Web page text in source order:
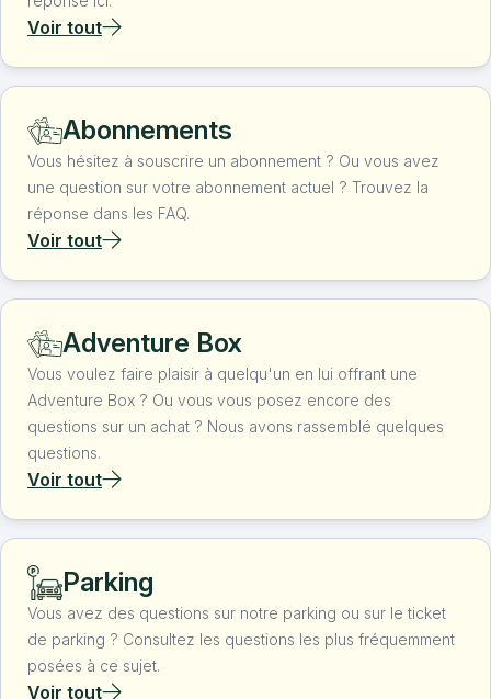
Voir tout
Abonnements
Vous hésitez à souscrire un abonnement ? Ou vous avez
une question sur votre abonnement actuel ? Trouvez la
réponse dans les FAQ.
Voir tout
Adventure Box
Vous voulez faire plaisir à quelqu'un en lui offrant une
Adventure Box ? Ou vous vous posez encore des
questions sur un achat ? Nous avons rassemblé quelques
questions.
Voir tout
Parking
Vous avez des questions sur notre parking ou sur le ticket
de parking ? Consultez les questions les plus fréquemment
posées à ce sujet.
Voir tout